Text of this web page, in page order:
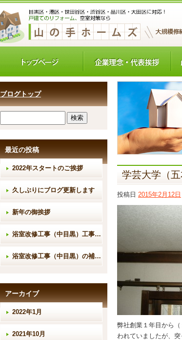
学芸大学（
投稿日 2015年2月12日
弊社創業１年目から
われていましたが、
ブログトップ
最近の投稿
2022年スタートのご挨拶
久しぶりにブログ更新します
新年の御挨拶
浴室改修工事（中目黒）工事完成
浴室改修工事（中目黒）の補修工事
アーカイブ
2022年1月
2021年10月